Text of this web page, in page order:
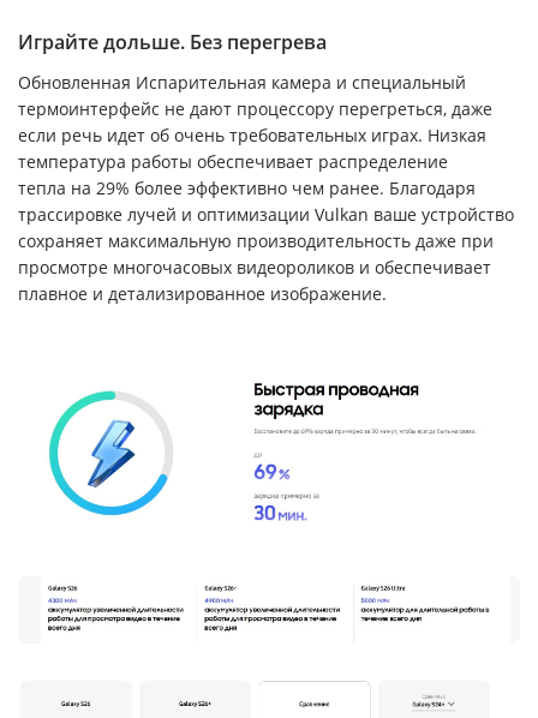
Играйте дольше. Без перегрева
Обновленная Испарительная камера и специальный
термоинтерфейс не дают процессору перегреться, даже
если речь идет об очень требовательных играх. Низкая
температура работы обеспечивает распределение
тепла на 29% более эффективно чем ранее. Благодаря
трассировке лучей и оптимизации Vulkan ваше устройство
сохраняет максимальную производительность даже при
просмотре многочасовых видеороликов и обеспечивает
плавное и детализированное изображение.